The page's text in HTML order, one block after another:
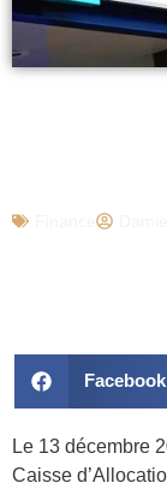
Facebook
Le 13 décembre
Caisse